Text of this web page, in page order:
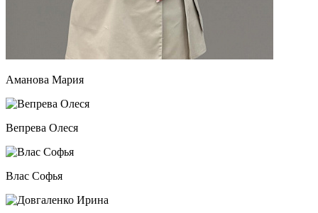
Аманова Мария
Вепрева Олеся
Влас Софья